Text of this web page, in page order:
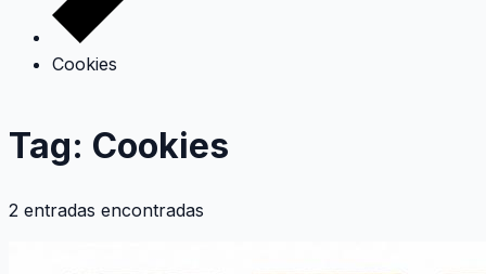
Cookies
Tag: Cookies
2 entradas encontradas